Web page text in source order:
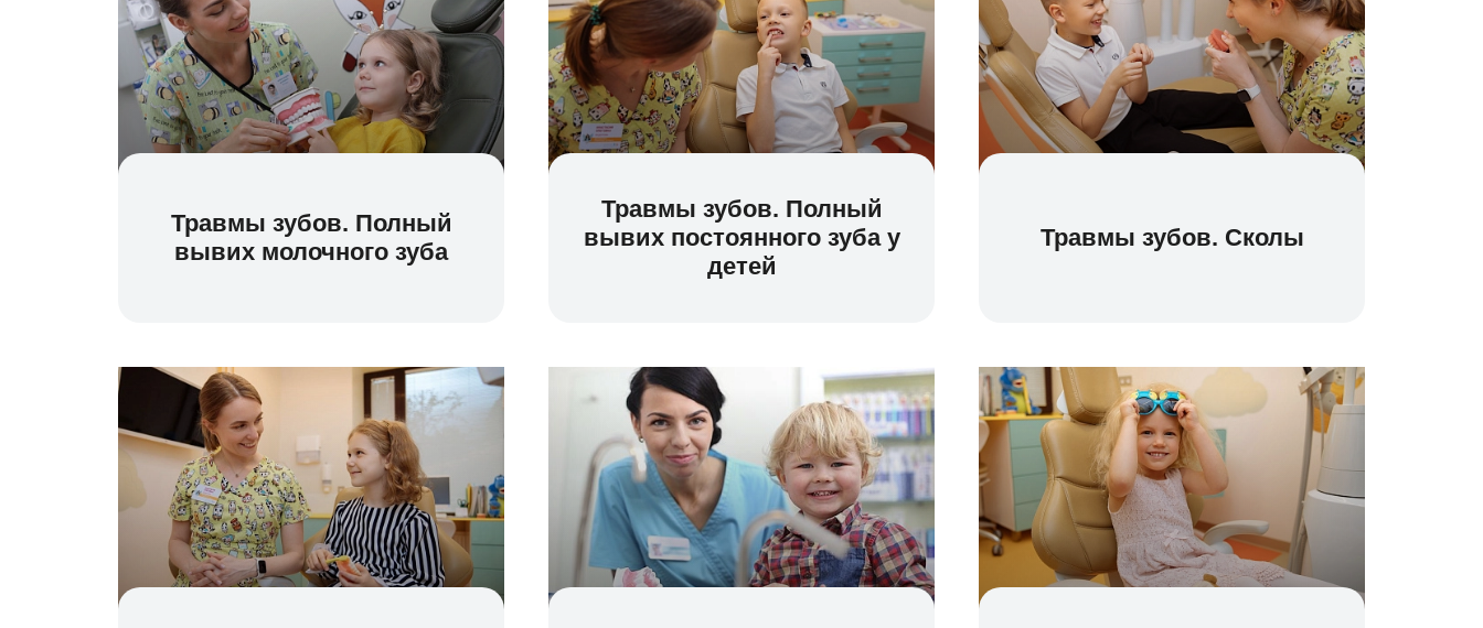
Травмы зубов. Полный
вывих молочного зуба
Травмы зубов. Полный
вывих постоянного зуба у
детей
Травмы зубов. Сколы